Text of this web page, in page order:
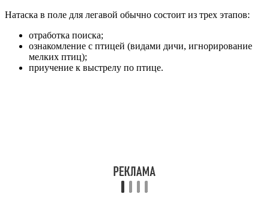
Натаска в поле для легавой обычно состоит из трех этапов:
отработка поиска;
ознакомление с птицей (видами дичи, игнорирование
мелких птиц);
приучение к выстрелу по птице.